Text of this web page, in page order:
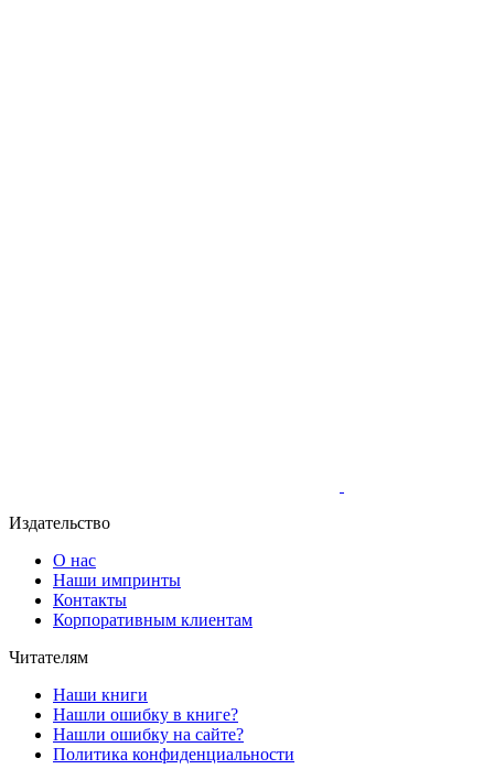
Издательство
О нас
Наши импринты
Контакты
Корпоративным клиентам
Читателям
Наши книги
Нашли ошибку в книге?
Нашли ошибку на сайте?
Политика конфиденциальности